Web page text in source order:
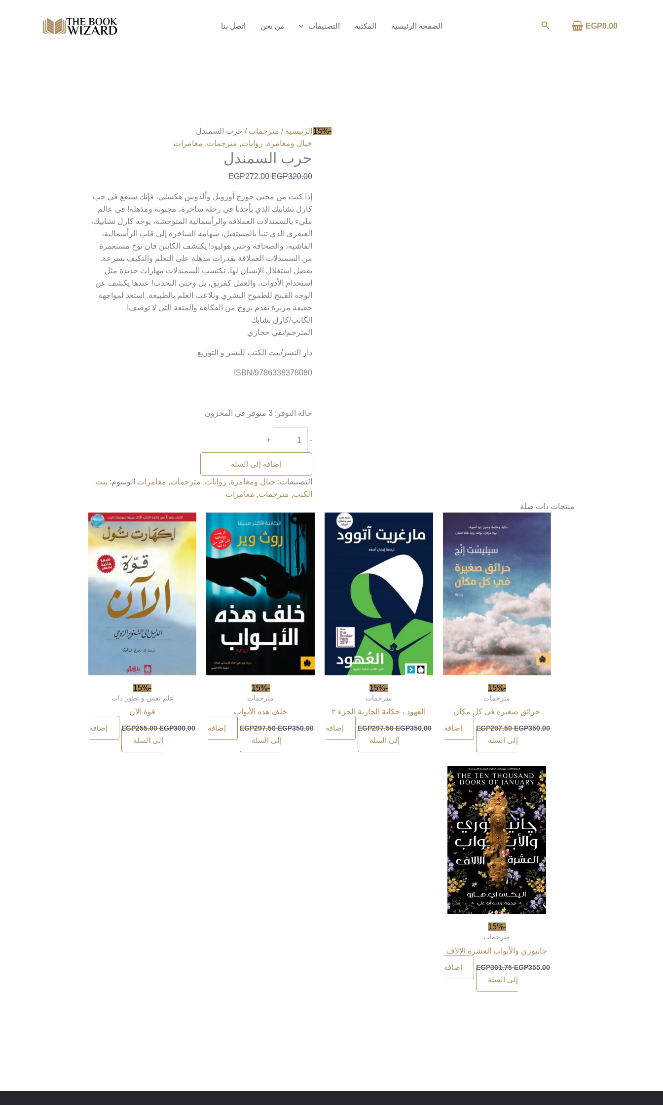
EGP0.00 البحث الصفحة الرئيسية المكتبة التصنيفات من نحن اتصل بنا
-15% الرئيسية / مترجمات / حرب السمندل
خيال ومغامرة, روايات, مترجمات, مغامرات
حرب السمندل
EGP320.00
EGP272.00
إذا كنت من محبي جورج أورويل وألدوس هكسلي، فإنك ستقع في حب
كارل تشابيك الذي يأخذنا في رحلة ساخرة، مجنونة ومذهلة! في عالم
مليء بالسمندلات العملاقة والرأسمالية المتوحشة، يوجه كارل تشابيك،
العبقري الذي تنبأ بالمستقبل، سهامه الساخرة إلى قلب الرأسمالية،
الفاشية، والصحافة وحتي هوليود! يكتشف الكابتن فان توخ مستعمرة
من السمندلات العملاقة بقدرات مذهلة على التعلم والتكيف بسرعة.
بفضل استغلال الإنسان لها، تكتسب السمندلات مهارات جديدة مثل
استخدام الأدوات، والعمل كفريق، بل وحتى التحدث! عندها يكشف عن
الوجه القبيح للطموح البشري وتلاعب العلم بالطبيعة. استعد لمواجهة
حقيقة مريرة تقدم بروح من الفكاهة والمتعة التي لا توصف!
الكاتب/كارل تشابك
المترجم/تقي حجازي
دار النشر/بيت الكتب للنشر و التوزيع
ISBN/9786338378080
حالة التوفر: 3 متوفر في المخزون
-
السمندل
+
إضافة إلى السلة
التصنيفات: خيال ومغامرة, روايات, مترجمات, مغامرات الوسوم: بيت
الكتب, مترجمات, مغامرات
منتجات ذات صلة
-15%
مترجمات
حرائق صغيرة فى كل مكان
EGP350.00
EGP297.50
إضافة
إلى السلة
-15%
مترجمات
العهود ، حكاية الجارية الجزء ٢
EGP350.00
EGP297.50
إضافة
إلى السلة
-15%
مترجمات
خلف هذه الأبواب
EGP350.00
EGP297.50
إضافة
إلى السلة
-15%
علم نفس و تطور ذات
قوة الآن
EGP300.00
EGP255.00
إضافة
إلى السلة
-15%
مترجمات
جانيوري والأبواب العشرة الالاف
EGP355.00
EGP301.75
إضافة
إلى السلة